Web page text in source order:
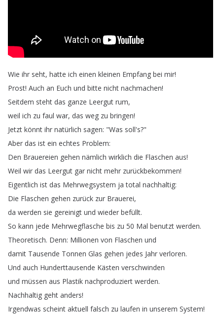
Wie ihr seht, hatte ich einen kleinen Empfang bei mir!
Prost! Auch an Euch und bitte nicht nachmachen!
Seitdem steht das ganze Leergut rum,
weil ich zu faul war, das weg zu bringen!
Jetzt könnt ihr natürlich sagen: "Was soll's?"
Aber das ist ein echtes Problem:
Den Brauereien gehen nämlich wirklich die Flaschen aus!
Weil wir das Leergut gar nicht mehr zurückbekommen!
Eigentlich ist das Mehrwegsystem ja total nachhaltig:
Die Flaschen gehen zurück zur Brauerei,
da werden sie gereinigt und wieder befüllt.
So kann jede Mehrwegflasche bis zu 50 Mal benutzt werden.
Theoretisch. Denn: Millionen von Flaschen und
damit Tausende Tonnen Glas gehen jedes Jahr verloren.
Und auch Hunderttausende Kästen verschwinden
und müssen aus Plastik nachproduziert werden.
Nachhaltig geht anders!
Irgendwas scheint aktuell falsch zu laufen in unserem System!